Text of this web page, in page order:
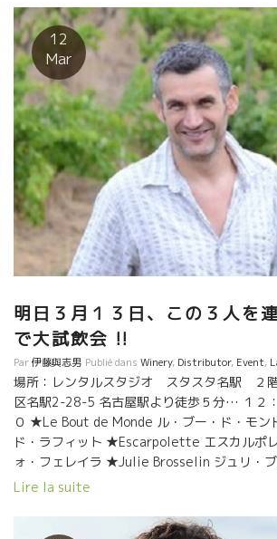
12
Mar
明日３月１３日、この３人を
で大試飲会 !!
Par伊藤與志男 Publié dans Winery, Distributor, Event,
場所：レンタルスタジオ スタスタ名駅
区名駅2-28-5 名古屋駅より徒歩５分… １２
０ ★Le Bout de Monde ル・ブー・ド・モ
ド・ラフィット ★Escarpolette エスカルポ
ォ・フェレイラ ★Julie Brosselin ジュリ・ブ
野村ユニソン社のワイン、サンフォニー社の
Lire la suite